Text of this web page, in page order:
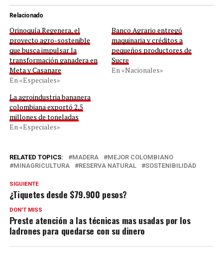
Relacionado
Orinoquía Regenera, el
proyecto agro-sostenible
que busca impulsar la
transformación ganadera en
Meta y Casanare
En «Especiales»
Banco Agrario entregó
maquinaria y créditos a
pequeños productores de
Sucre
En «Nacionales»
La agroindustria bananera
colombiana exportó 2,5
millones de toneladas
En «Especiales»
RELATED TOPICS: MADERA
MEJOR COLOMBIANO
MINAGRICULTURA
RESERVA NATURAL SOSTENIBILIDAD
SIGUIENTE
¿Tiquetes desde $79.900 pesos?
DON'T MISS
Preste atención a las técnicas mas usadas por los
ladrones para quedarse con su dinero